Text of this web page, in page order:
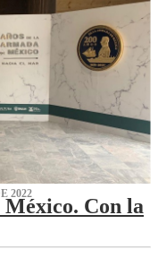
2022
México. Con la